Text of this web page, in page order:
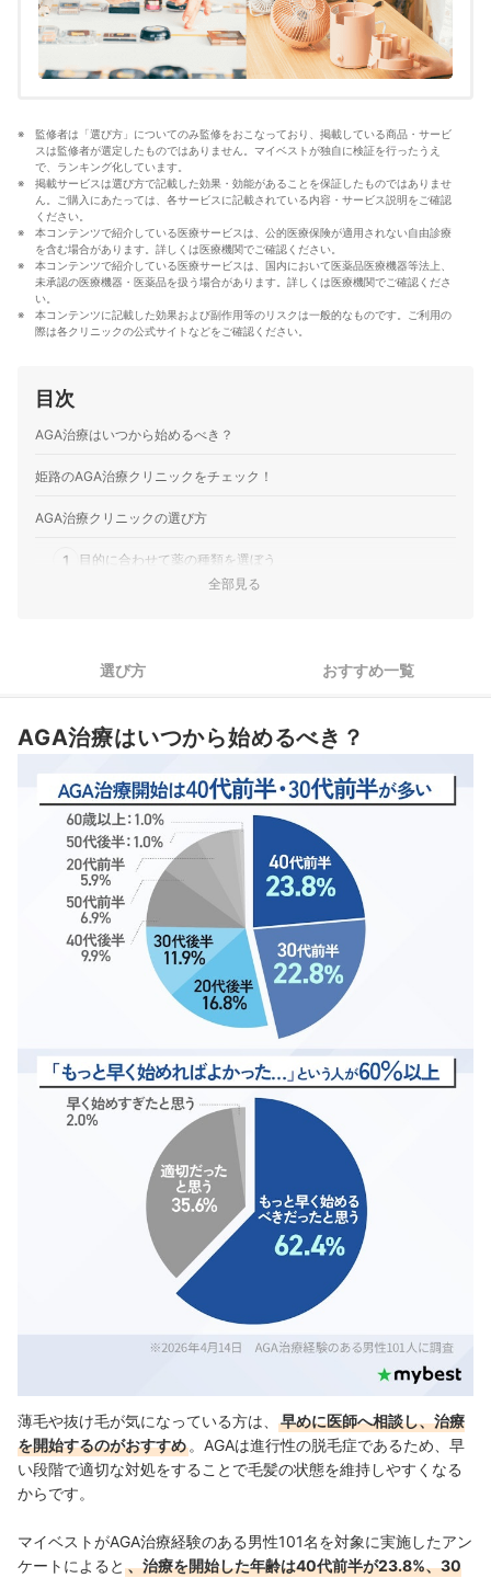
監修者は「選び方」についてのみ監修をおこなっており、掲載している商品・サービ
スは監修者が選定したものではありません。マイベストが独自に検証を行ったうえ
で、ランキング化しています。
掲載サービスは選び方で記載した効果・効能があることを保証したものではありませ
ん。ご購入にあたっては、各サービスに記載されている内容・サービス説明をご確認
ください。
本コンテンツで紹介している医療サービスは、公的医療保険が適用されない自由診療
を含む場合があります。詳しくは医療機関でご確認ください。
本コンテンツで紹介している医療サービスは、国内において医薬品医療機器等法上、
未承認の医療機器・医薬品を扱う場合があります。詳しくは医療機関でご確認くださ
い。
本コンテンツに記載した効果および副作用等のリスクは一般的なものです。ご利用の
際は各クリニックの公式サイトなどをご確認ください。
目次
AGA治療はいつから始めるべき？
姫路のAGA治療クリニックをチェック！
AGA治療クリニックの選び方
1 目的に合わせて薬の種類を選ぼう
副作用への対応・返金保証制度を確認しておこう
姫路のAGA治療クリニックのAGA治療薬の料金を徹底比較！
全部見る
選び方 おすすめ一覧
AGA治療はいつから始めるべき？
薄毛や抜け毛が気になっている方は、
早めに医師へ相談し、治療
を開始するのがおすすめ 。AGAは進行性の脱毛症であるため、早
い段階で適切な対処をすることで毛髪の状態を維持しやすくなる
からです。
マイベストがAGA治療経験のある男性101名を対象に実施したアン
ケートによると 、治療を開始した年齢は40代前半が23.8%、30